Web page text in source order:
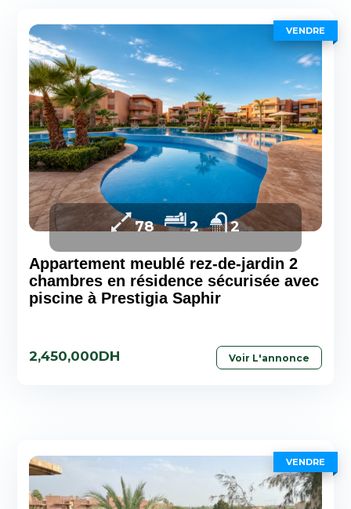
VENDRE
Appartement meublé rez-de-jardin 2
chambres en résidence sécurisée avec
piscine à Prestigia Saphir
2,450,000DH Voir L'annonce
78 2 2
VENDRE